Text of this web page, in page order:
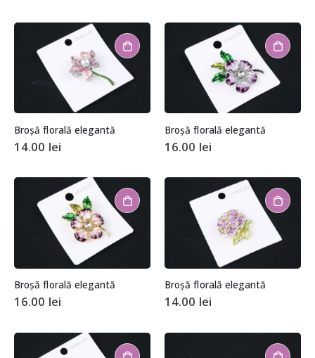
Broșă florală elegantă
14.00 lei
Broșă florală elegantă
16.00 lei
Broșă florală elegantă
16.00 lei
Broșă florală elegantă
14.00 lei